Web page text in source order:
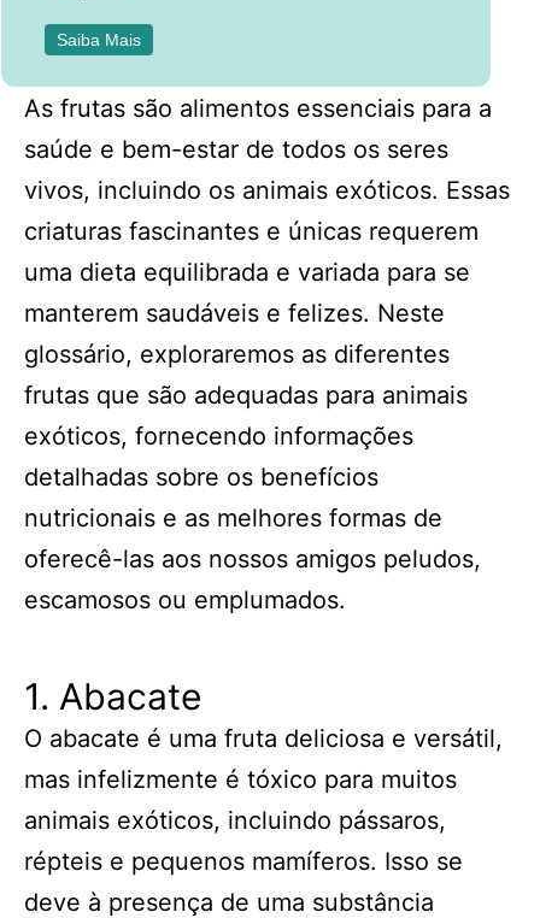
Saiba Mais
As frutas são alimentos essenciais para a
saúde e bem-estar de todos os seres
vivos, incluindo os animais exóticos. Essas
criaturas fascinantes e únicas requerem
uma dieta equilibrada e variada para se
manterem saudáveis e felizes. Neste
glossário, exploraremos as diferentes
frutas que são adequadas para animais
exóticos, fornecendo informações
detalhadas sobre os benefícios
nutricionais e as melhores formas de
oferecê-las aos nossos amigos peludos,
escamosos ou emplumados.
1. Abacate
O abacate é uma fruta deliciosa e versátil,
mas infelizmente é tóxico para muitos
animais exóticos, incluindo pássaros,
répteis e pequenos mamíferos. Isso se
deve à presença de uma substância